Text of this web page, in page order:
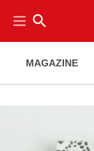
search
MAGAZINE